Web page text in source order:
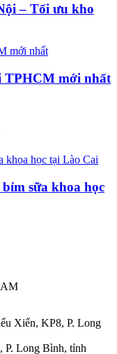
– Tối ưu kho
TPHCM mới nhất
sữa khoa học
Xiển, KP8, P. Long
P. Long Bình, tỉnh